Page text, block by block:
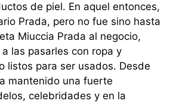
de piel. En aquel entonces,
Prada, pero no fue sino hasta
Miuccia Prada al negocio,
las pasarles con ropa y
listos para ser usados. Desde
mantenido una fuerte
celebridades y en la